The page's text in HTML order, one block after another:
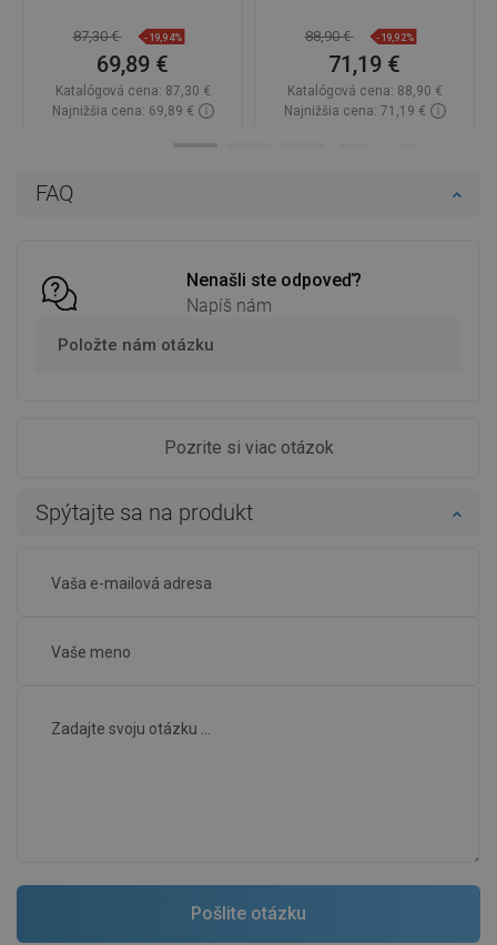
FAQ
Nenašli ste odpoveď?
Napíš nám
Položte nám otázku
Pozrite si viac otázok
Spýtajte sa na produkt
87,30 € -19,94%
69,89 €
Katalógová cena: 87,30 €
Najnižšia cena: 69,89 €
88,90 € -19,92%
71,19 €
Katalógová cena: 88,90 €
Najnižšia cena: 71,19 €